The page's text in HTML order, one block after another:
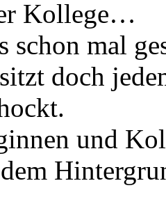
Kollege…
schon mal
doch
und